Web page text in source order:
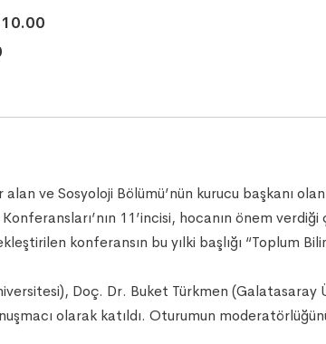
ve Sosyoloji Bölümü’nün kurucu başkanı
11’incisi, hocanın önem
konferansın bu yılki başlığı “Toplum
Doç. Dr. Buket Türkmen (Galatasaray
olarak katıldı. Oturumun